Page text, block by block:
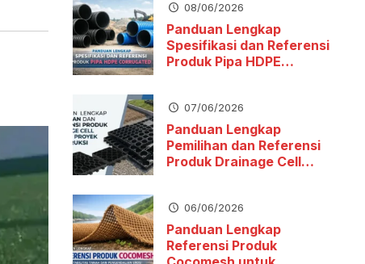
08/06/2026
Panduan Lengkap
Spesifikasi dan Referensi
Produk Pipa HDPE
07/06/2026
Panduan Lengkap
Pemilihan dan Referensi
Produk Drainage Cell
06/06/2026
Panduan Lengkap
Referensi Produk